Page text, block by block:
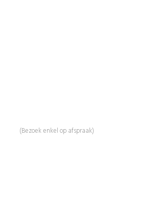
(Bezoek enkel op afspraak)